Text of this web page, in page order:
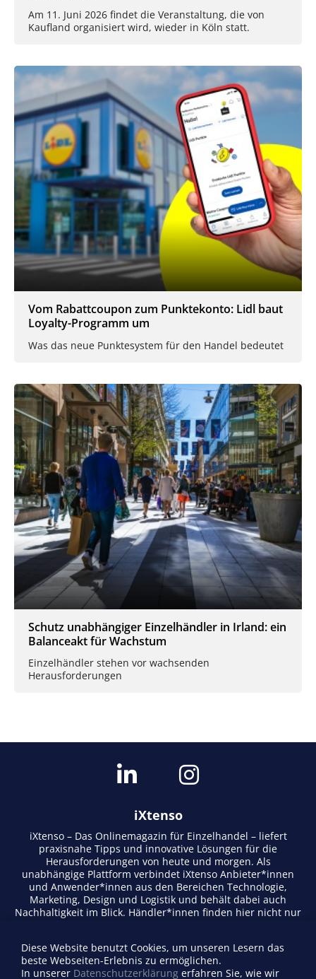
Am 11. Juni 2026 findet die Veranstaltung, die von
Kaufland organisiert wird, wieder in Köln statt.
Vom Rabattcoupon zum Punktekonto: Lidl baut
Loyalty-Programm um
Was das neue Punktesystem für den Handel bedeutet
Schutz unabhängiger Einzelhändler in Irland: ein
Balanceakt für Wachstum
Einzelhändler stehen vor wachsenden
Herausforderungen
iXtenso
iXtenso – Das Onlinemagazin für Einzelhandel – liefert
praxisnahe Tipps und innovative Lösungen für die
Herausforderungen von heute und morgen. Als
unabhängige Plattform verbindet iXtenso Anbieter*innen
und Anwender*innen aus den Bereichen Technologie,
Marketing, Design und Logistik und behält dabei auch
Nachhaltigkeit im Blick. Händler*innen finden hier nicht nur
lebendigen Schreibstil und relevantem Content fördert das
Magazin den Austausch innerhalb der Retail-Community.
Ob digitale Trends oder praktische Alltagstipps – iXtenso
Diese Website benutzt Cookies, um unseren Lesern das
beste Webseiten-Erlebnis zu ermöglichen.
In unserer Datenschutzerklärung erfahren Sie, wie wir